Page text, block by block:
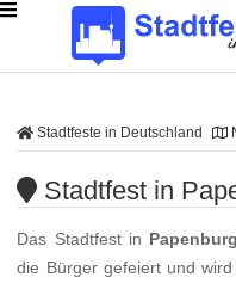
Stadtfeste in Deutschland
Stadtfest in
Das Stadtfest in Papenburg
die Bürger gefeiert und